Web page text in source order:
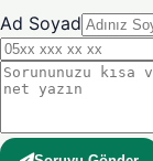
Ad Soyad